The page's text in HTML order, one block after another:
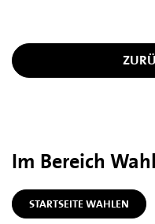
Im Bereich
STARTSEITE WAHLEN